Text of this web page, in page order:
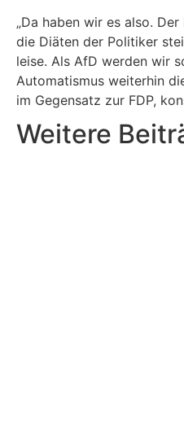
„Da haben wir es also.
die Diäten der Politiker
leise. Als AfD werden wir
Automatismus weiterhin
im Gegensatz zur FDP,
Weitere